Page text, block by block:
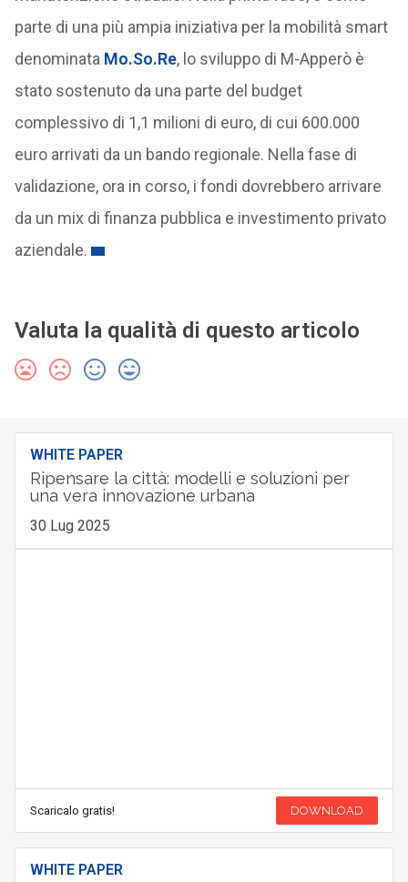
parte di una più ampia iniziativa per la mobilità smart
denominata Mo.So.Re, lo sviluppo di M-Apperò è
stato sostenuto da una parte del budget
complessivo di 1,1 milioni di euro, di cui 600.000
euro arrivati da un bando regionale. Nella fase di
validazione, ora in corso, i fondi dovrebbero arrivare
da un mix di finanza pubblica e investimento privato
aziendale.
Valuta la qualità di questo articolo
WHITE PAPER
Ripensare la città: modelli e soluzioni per
una vera innovazione urbana
30 Lug 2025
Scaricalo gratis! DOWNLOAD
WHITE PAPER